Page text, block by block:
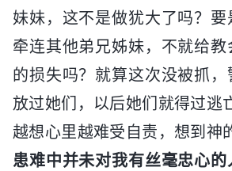
妹妹，这不是做犹大了吗？
牵连其他弟兄姊妹，不就给
的损失吗？就算这次没被抓，
放过她们，以后她们就得过逃
越想心里越难受自责，想到神
患难中并未对我有丝毫忠心